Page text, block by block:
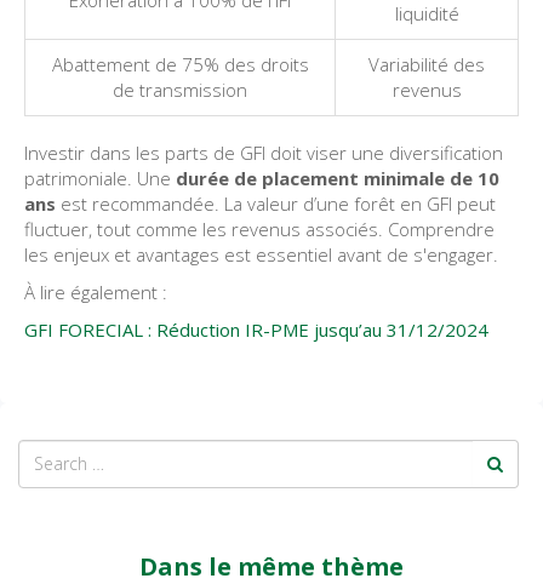
liquidité
Abattement de 75% des droits
de transmission
Variabilité des
revenus
Investir dans les parts de GFI doit viser une diversification
patrimoniale. Une durée de placement minimale de 10
ans est recommandée. La valeur d’une forêt en GFI peut
fluctuer, tout comme les revenus associés. Comprendre
les enjeux et avantages est essentiel avant de s'engager.
À lire également :
GFI FORECIAL : Réduction IR-PME jusqu’au 31/12/2024
Dans le même thème